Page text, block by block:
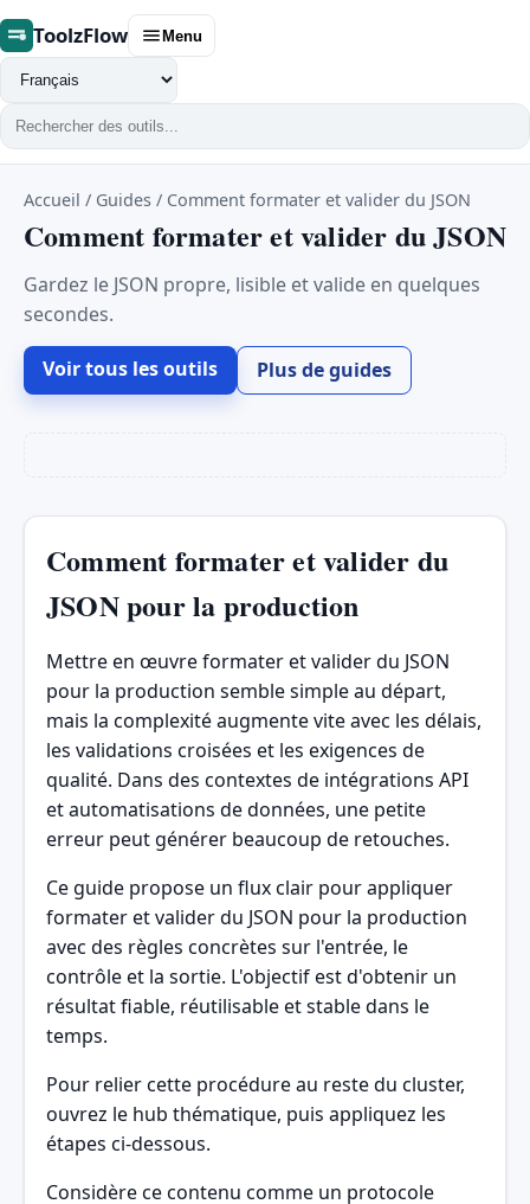
ToolzFlow Menu
Changer
de
langue
Accueil / Guides / Comment formater et valider du JSON
Comment formater et valider du JSON
Gardez le JSON propre, lisible et valide en quelques
secondes.
Voir tous les outils Plus de guides
Comment formater et valider du
JSON pour la production
Mettre en œuvre formater et valider du JSON
pour la production semble simple au départ,
mais la complexité augmente vite avec les délais,
les validations croisées et les exigences de
qualité. Dans des contextes de intégrations API
et automatisations de données, une petite
erreur peut générer beaucoup de retouches.
Ce guide propose un flux clair pour appliquer
formater et valider du JSON pour la production
avec des règles concrètes sur l'entrée, le
contrôle et la sortie. L'objectif est d'obtenir un
résultat fiable, réutilisable et stable dans le
temps.
Pour relier cette procédure au reste du cluster,
ouvrez le hub thématique, puis appliquez les
étapes ci-dessous.
Considère ce contenu comme un protocole